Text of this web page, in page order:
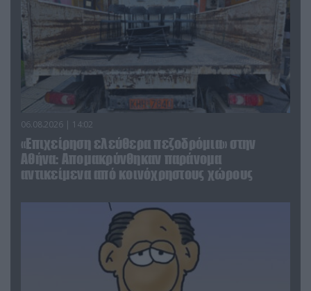
06.08.2026 | 14:02
«Επιχείρηση ελεύθερα πεζοδρόμια» στην
Αθήνα: Απομακρύνθηκαν παράνομα
αντικείμενα από κοινόχρηστους χώρους